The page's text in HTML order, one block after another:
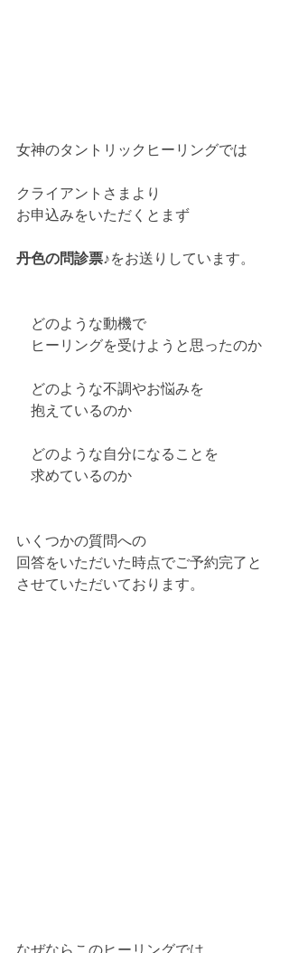
女神のタントリックヒーリングでは
クライアントさまより
お申込みをいただくとまず
丹色の問診票♪をお送りしています。
どのような動機で
ヒーリングを受けようと思ったのか
どのような不調やお悩みを
抱えているのか
どのような自分になることを
求めているのか
いくつかの質問への
回答をいただいた時点でご予約完了と
させていただいております。
なぜならこのヒーリングでは